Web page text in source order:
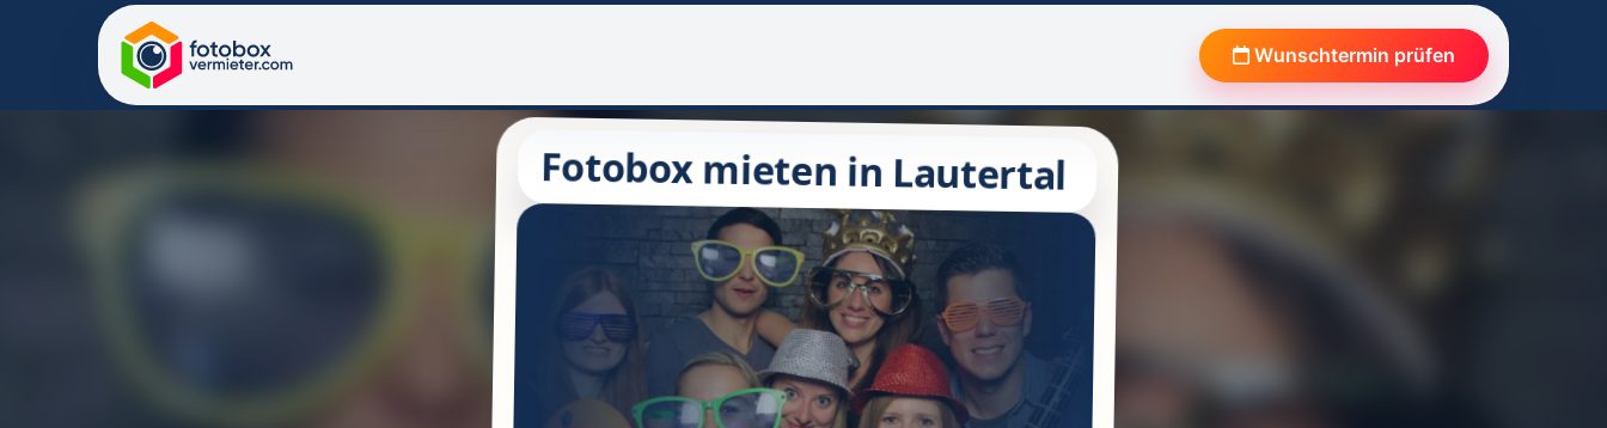
Wunschtermin prüfen
Fotobox mieten in Lautertal